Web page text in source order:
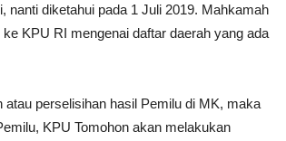
diketahui pada 1 Juli 2019. Mahkamah
KPU RI mengenai daftar daerah yang ada
perselisihan hasil Pemilu di MK, maka
KPU Tomohon akan melakukan